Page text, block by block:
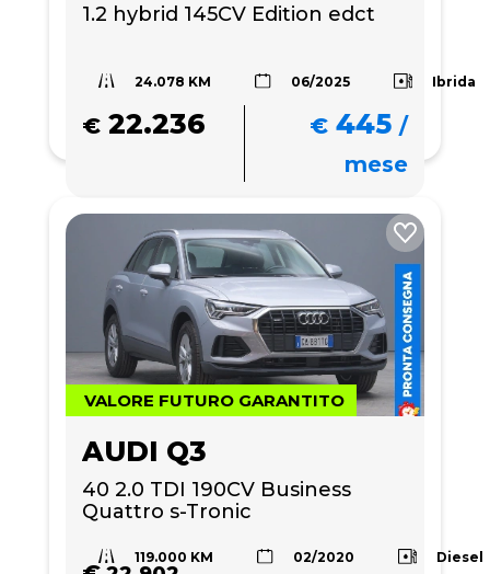
1.2 hybrid 145CV Edition edct
24.078 KM 06/2025 Ibrida
€ 22.236 € 445 /
mese
VALORE FUTURO GARANTITO
AUDI Q3
40 2.0 TDI 190CV Business
Quattro s-Tronic
119.000 KM 02/2020 Diesel